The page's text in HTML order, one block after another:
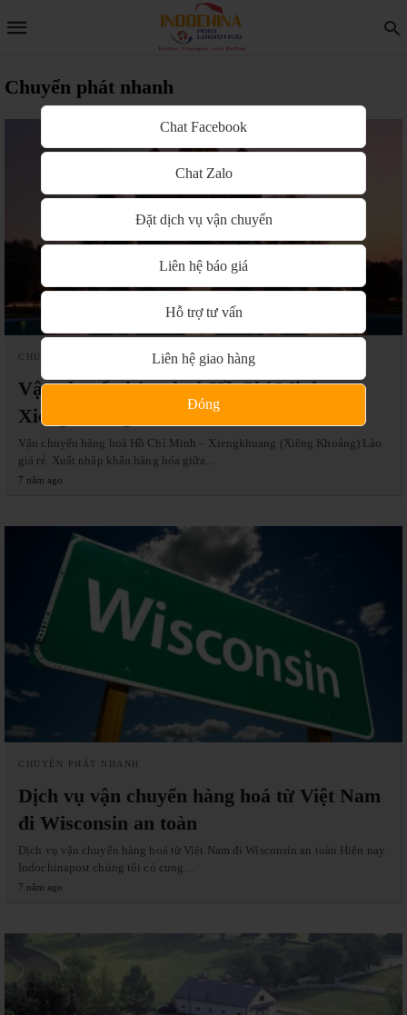
Chuyển phát nhanh
CHUYỂN PHÁT NHANH
Vận chuyển hàng hoá Hồ Chí Minh –
Xiengkhuang
Vận chuyển hàng hoá Hồ Chí Minh – Xiengkhuang (Xiêng Khoảng) Lào
giá rẻ. Xuất nhập khẩu hàng hóa giữa…
7 năm ago
CHUYỂN PHÁT NHANH
Dịch vụ vận chuyển hàng hoá từ Việt Nam
đi Wisconsin an toàn
Dịch vụ vận chuyển hàng hoá từ Việt Nam đi Wisconsin an toàn Hiện nay
Indochinapost chúng tôi có cung…
7 năm ago
Chat Facebook
Chat Zalo
Đặt dịch vụ vận chuyển
Liên hệ báo giá
Hỗ trợ tư vấn
Liên hệ giao hàng
Đóng